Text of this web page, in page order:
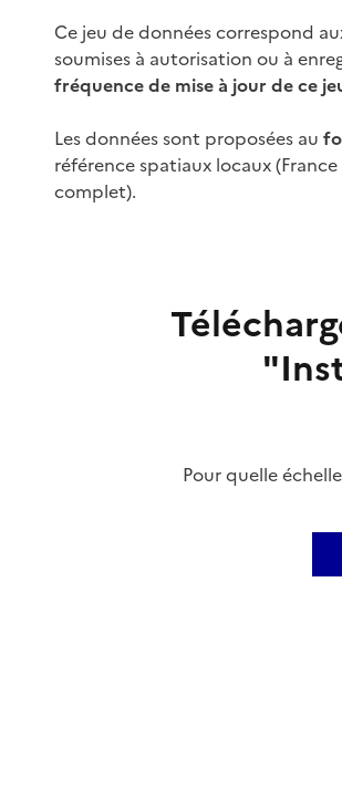
Ce jeu de données correspond
soumises à autorisation ou à
fréquence de mise à jour de ce
Les données sont proposées au
référence spatiaux locaux
complet).
Pour quelle